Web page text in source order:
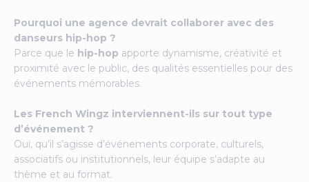
Pourquoi une agence devrait collaborer avec des
danseurs hip-hop ?
Parce que le hip-hop apporte dynamisme, créativité et
proximité avec le public, des qualités essentielles pour des
événements mémorables.
Les French Wingz interviennent-ils sur tout type
d’événement ?
Oui, qu’il s’agisse d’événements corporate, culturels,
associatifs ou institutionnels, leur équipe s’adapte au
thème et au format.